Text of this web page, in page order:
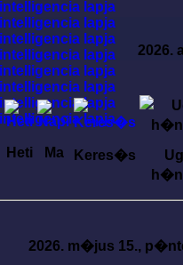
2026.
Heti Ma Keres�s
2026. m�jus 15.,